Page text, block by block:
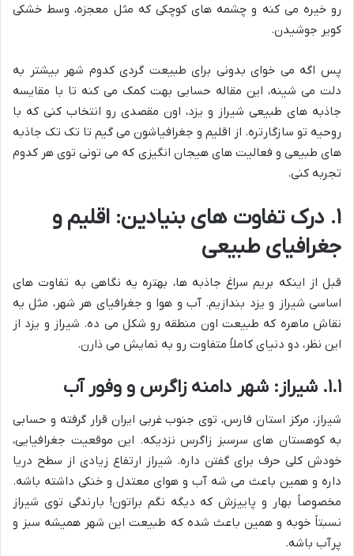
رو خیره می کنه و چشمه های کوچکی که مثل معجزه، وسط خشکی
کویر جوشیدن.
پس اگه می خوای بدونی برای طبیعت گردی کدوم شهر بیشتر به
دلت می شینه، این مقاله حسابی بهت کمک می کنه تا با مقایسه
جاذبه های طبیعی شیراز و یزد، اون مقصدی رو انتخاب کنی که با
روحیه تو سازگارتره. از اقلیم و جغرافیاشون می گیم تا تک تک جاذبه
های طبیعی و فعالیت های هیجان انگیزی که می تونی توی هر کدوم
تجربه کنی.
۱. درک تفاوت های بنیادین: اقلیم و
جغرافیای طبیعی
قبل از اینکه بریم سراغ جاذبه ها، بهتره یه نگاهی به تفاوت های
اساسی شیراز و یزد بندازیم. آب و هوا و جغرافیای هر شهر، مثل یه
نقاش ماهره که طبیعت اون منطقه رو شکل می ده. شیراز و یزد از
این نظر، دو دنیای کاملاً متفاوت رو به نمایش می ذارن.
۱.۱. شیراز: شهر دامنه زاگرس و وفور آب
شیراز، مرکز استان فارس، توی جنوب غربی ایران قرار گرفته و حسابی
به کوهستان های سرسبز زاگرس نزدیکه. این موقعیت جغرافیایی،
خودش کلی حرف برای گفتن داره. شیراز ارتفاع زیادی از سطح دریا
داره و همین باعث می شه آب و هوای معتدل و خنکی داشته باشه.
مخصوصاً بهار و پاییزش که دیگه نگم براتون! بارندگی توی شیراز
نسبتاً خوبه و همین باعث شده که طبیعت این شهر همیشه سبز و
پرآب باشه.